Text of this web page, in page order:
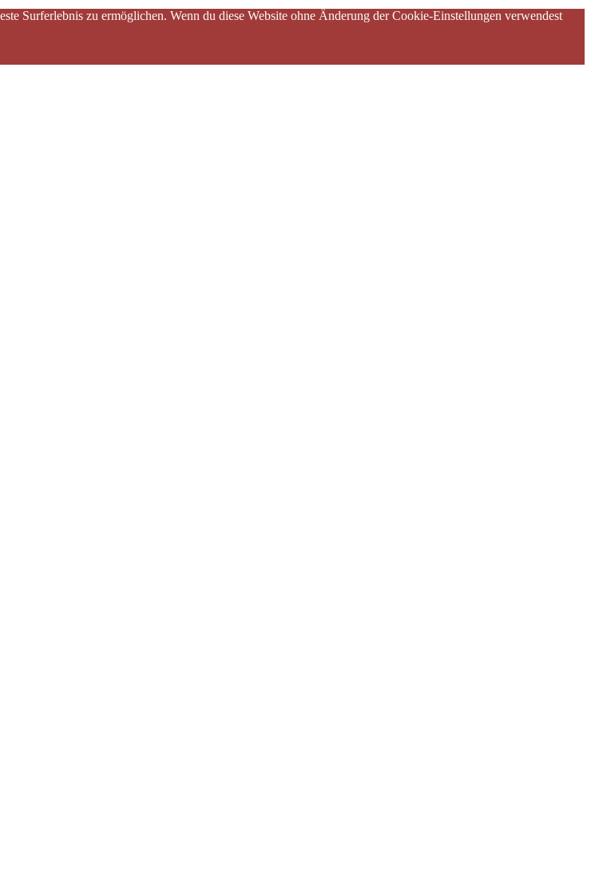
Surferlebnis zu ermöglichen. Wenn du diese Website ohne Änderung der Cookie-Einstellungen verwendest